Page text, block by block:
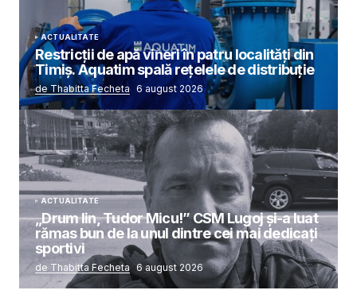
ACTUALITATE
Restricții de apă vineri în patru localități din
Timiș. Aquatim spală rețelele de distribuție
de Thabitta Fecheta 6 august 2026
ACTUALITATE
„Drum lin, Tudor Micu!” CSM Lugoj și-a luat
rămas bun de la unul dintre cei mai dedicați
sportivi
de Thabitta Fecheta 6 august 2026